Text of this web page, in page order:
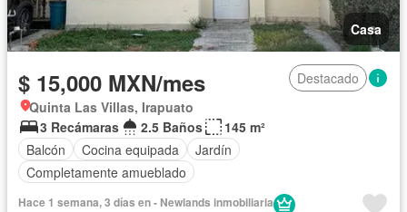
Casa
$ 15,000 MXN/mes
Destacado
Quinta Las Villas, Irapuato
3 Recámaras
2.5 Baños
145 m²
Balcón
Cocina equipada
Jardín
Completamente amueblado
Hace 1 semana, 3 días en - Newlands inmobiliaria